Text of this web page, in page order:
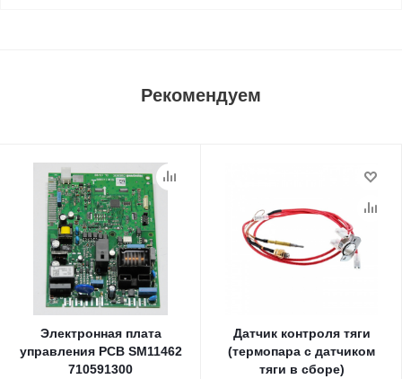
Рекомендуем
Электронная плата
управления PCB SM11462
710591300
Датчик контроля тяги
(термопара с датчиком
тяги в сборе)